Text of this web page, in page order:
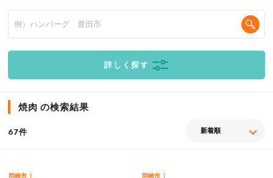
詳しく探す
焼肉 の検索結果
67件
岡崎市 岡崎市